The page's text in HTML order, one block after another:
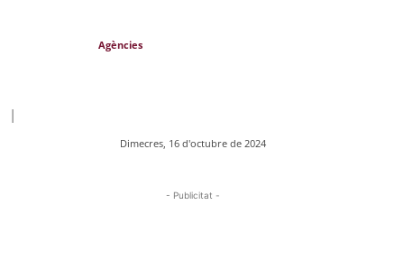
Agències
|
Dimecres, 16 d'octubre de 2024
- Publicitat -